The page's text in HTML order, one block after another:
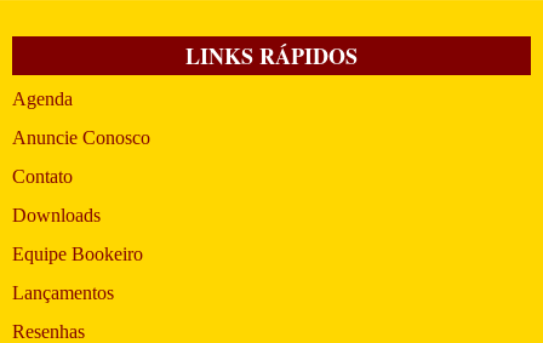
LINKS RÁPIDOS
Agenda
Anuncie Conosco
Contato
Downloads
Equipe Bookeiro
Lançamentos
Resenhas